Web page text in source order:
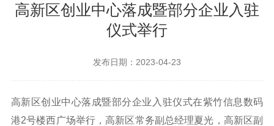
高新区创业中心落成暨部分企业入驻
仪式举行
发布日期：2023-04-23
高新区创业中心落成暨部分企业入驻仪式在紫竹信息数码
港2号楼西广场举行，高新区常务副总经理夏光，高新区副